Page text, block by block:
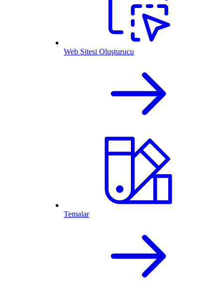
Web Sitesi Oluşturucu
Temalar